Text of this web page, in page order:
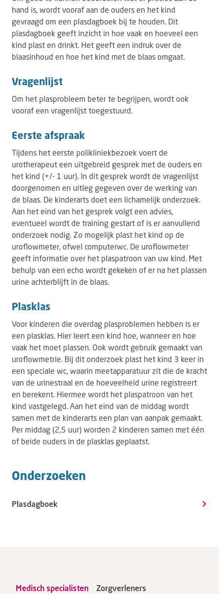
hand is, wordt vooraf aan de ouders en het kind
gevraagd om een plasdagboek bij te houden. Dit
plasdagboek geeft inzicht in hoe vaak en hoeveel een
kind plast en drinkt. Het geeft een indruk over de
blaasinhoud en hoe het kind met de blaas omgaat.
Vragenlijst
Om het plasprobleem beter te begrijpen, wordt ook
vooraf een vragenlijst toegestuurd.
Eerste afspraak
Tijdens het eerste polikliniekbezoek voert de
urotherapeut een uitgebreid gesprek met de ouders en
het kind (+/- 1 uur). In dit gesprek wordt de vragenlijst
doorgenomen en uitleg gegeven over de werking van
de blaas. De kinderarts doet een lichamelijk onderzoek.
Aan het eind van het gesprek volgt een advies,
eventueel wordt de training gestart of is er aanvullend
onderzoek nodig. Zo mogelijk plast het kind op de
uroflowmeter, ofwel computerwc. De uroflowmeter
geeft informatie over het plaspatroon van uw kind. Met
behulp van een echo wordt gekeken of er na het plassen
urine achterblijft in de blaas.
Plasklas
Voor kinderen die overdag plasproblemen hebben is er
een plasklas. Hier leert een kind hoe, wanneer en hoe
vaak het moet plassen. Ook wordt gebruik gemaakt van
uroflowmetrie. Bij dit onderzoek plast het kind 3 keer in
een speciale wc, waarin meetapparatuur zit die de kracht
van de urinestraal en de hoeveelheid urine registreert
en berekent. Hiermee wordt het plaspatroon van het
kind vastgelegd. Aan het eind van de middag wordt
samen met de kinderarts een plan van aanpak gemaakt.
Per middag (2,5 uur) worden 2 kinderen samen met één
of beide ouders in de plasklas geplaatst.
Onderzoeken
Plasdagboek
Medisch specialisten Zorgverleners